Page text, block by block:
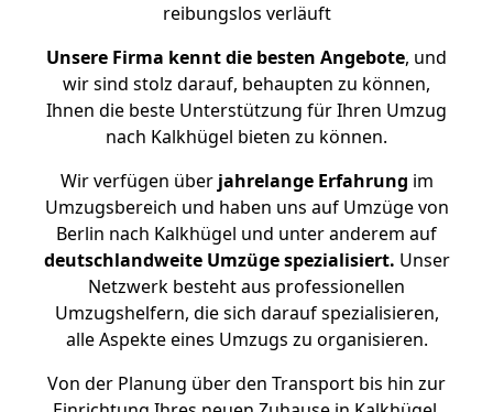
reibungslos verläuft
Unsere Firma kennt die besten Angebote, und
wir sind stolz darauf, behaupten zu können,
Ihnen die beste Unterstützung für Ihren Umzug
nach Kalkhügel bieten zu können.
Wir verfügen überjahrelange Erfahrung im
Umzugsbereich und haben uns auf Umzüge von
Berlin nach Kalkhügel und unter anderem auf
deutschlandweite Umzüge spezialisiert. Unser
Netzwerk besteht aus professionellen
Umzugshelfern, die sich darauf spezialisieren,
alle Aspekte eines Umzugs zu organisieren.
Von der Planung über den Transport bis hin zur